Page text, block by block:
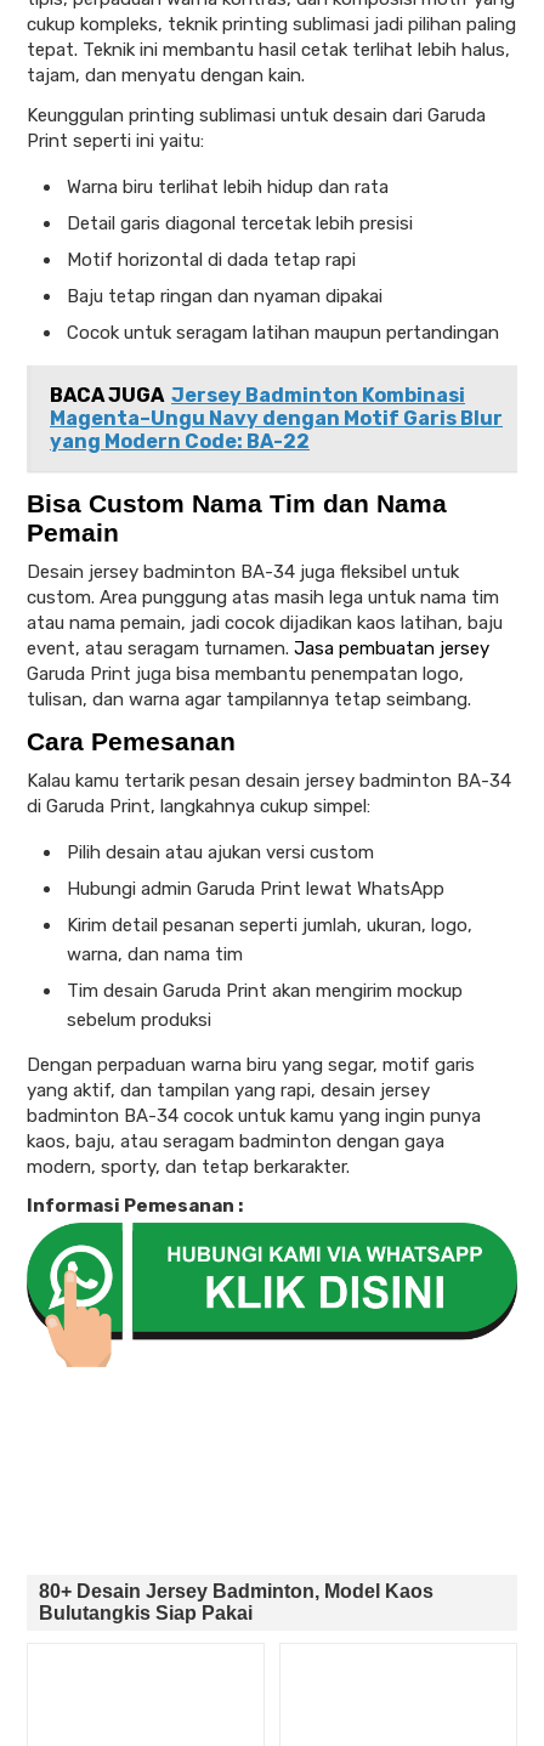
cukup kompleks, teknik printing sublimasi jadi pilihan paling
tepat. Teknik ini membantu hasil cetak terlihat lebih halus,
tajam, dan menyatu dengan kain.
Keunggulan printing sublimasi untuk desain dari Garuda
Print seperti ini yaitu:
Warna biru terlihat lebih hidup dan rata
Detail garis diagonal tercetak lebih presisi
Motif horizontal di dada tetap rapi
Baju tetap ringan dan nyaman dipakai
Cocok untuk seragam latihan maupun pertandingan
BACA JUGA Jersey Badminton Kombinasi
Magenta–Ungu Navy dengan Motif Garis Blur
yang Modern Code: BA-22
Bisa Custom Nama Tim dan Nama
Pemain
Desain jersey badminton BA-34 juga fleksibel untuk
custom. Area punggung atas masih lega untuk nama tim
atau nama pemain, jadi cocok dijadikan kaos latihan, baju
event, atau seragam turnamen. Jasa pembuatan jersey
Garuda Print juga bisa membantu penempatan logo,
tulisan, dan warna agar tampilannya tetap seimbang.
Cara Pemesanan
Kalau kamu tertarik pesan desain jersey badminton BA-34
di Garuda Print, langkahnya cukup simpel:
Pilih desain atau ajukan versi custom
Hubungi admin Garuda Print lewat WhatsApp
Kirim detail pesanan seperti jumlah, ukuran, logo,
warna, dan nama tim
Tim desain Garuda Print akan mengirim mockup
sebelum produksi
Dengan perpaduan warna biru yang segar, motif garis
yang aktif, dan tampilan yang rapi, desain jersey
badminton BA-34 cocok untuk kamu yang ingin punya
kaos, baju, atau seragam badminton dengan gaya
modern, sporty, dan tetap berkarakter.
Informasi Pemesanan :
80+ Desain Jersey Badminton, Model Kaos
Bulutangkis Siap Pakai